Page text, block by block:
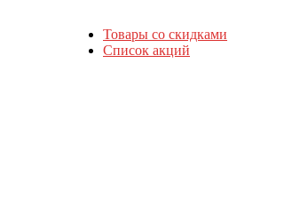
Товары со скидками
Список акций